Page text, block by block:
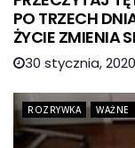
PO TRZECH
ŻYCIE ZMIENIA
30 stycznia, 2020
ROZRYWKA WAŻNE